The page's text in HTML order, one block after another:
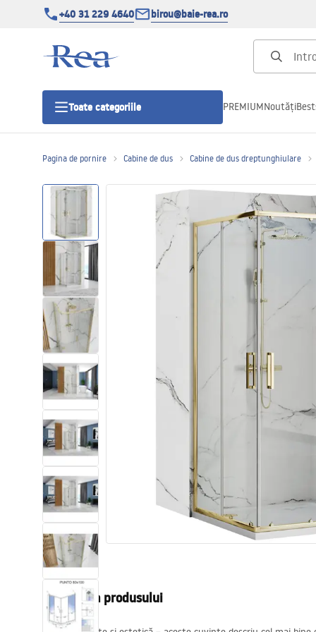
+40 31 229 4640 birou@baie-rea.ro
Toate categoriile
Usi pentru cabine de dus
Cadite de dus
Rigole Liniare
Vase WC si Bideuri
Lavoare
Cazi cu paravane
Baterii sanitare
Dusuri
Bucatarie
PREMIUMNoutăți
Pagina de pornire Cabine de dus Cabine de dus dreptunghiulare
Descrierea produsului